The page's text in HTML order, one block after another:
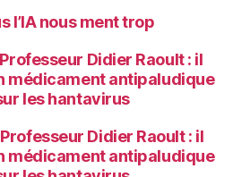
l’IA nous ment trop
Professeur Didier Raoult : il
médicament antipaludique
les hantavirus
Professeur Didier Raoult : il
médicament antipaludique